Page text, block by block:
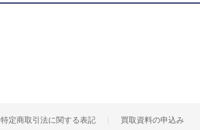
特定商取引法に関する表記 買取資料の申込み